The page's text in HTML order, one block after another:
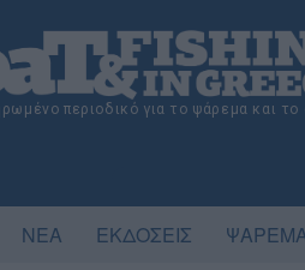
περιοδικό για το ψάρεμα και
ΝΕΑ ΕΚΔΟΣΕΙΣ